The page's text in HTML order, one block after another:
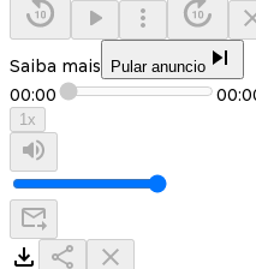
Saiba mais Pular anuncio
00:00
1x